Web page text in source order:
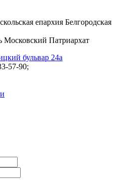
епархия Белгородская
Московский Патриархат
бульвар 24а
57-90;